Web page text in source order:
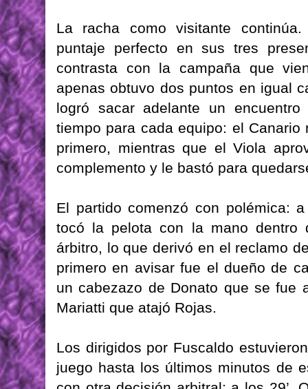
La racha como visitante
puntaje perfecto en sus tres
contrasta con la campaña que
apenas obtuvo dos puntos en igual
logró sacar adelante un
tiempo para cada equipo: el
primero, mientras que el Viola
complemento y le bastó para
El partido comenzó con polémica:
tocó la pelota con la mano
árbitro, lo que derivó en el reclamo
primero en avisar fue el dueño de
un cabezazo de Donato que se fue
Mariatti que atajó Rojas.
Los dirigidos por Fuscaldo
juego hasta los últimos minutos de